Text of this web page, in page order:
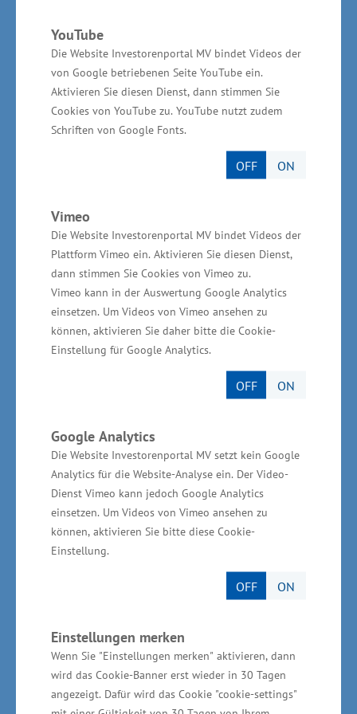
YouTube
Die Website Investorenportal MV bindet Videos der
von Google betriebenen Seite YouTube ein.
Aktivieren Sie diesen Dienst, dann stimmen Sie
Cookies von YouTube zu. YouTube nutzt zudem
Schriften von Google Fonts.
OFF ON
Vimeo
Die Website Investorenportal MV bindet Videos der
Plattform Vimeo ein. Aktivieren Sie diesen Dienst,
dann stimmen Sie Cookies von Vimeo zu.
Vimeo kann in der Auswertung Google Analytics
einsetzen. Um Videos von Vimeo ansehen zu
können, aktivieren Sie daher bitte die Cookie-
Einstellung für Google Analytics.
OFF ON
Google Analytics
Die Website Investorenportal MV setzt kein Google
Analytics für die Website-Analyse ein. Der Video-
Dienst Vimeo kann jedoch Google Analytics
einsetzen. Um Videos von Vimeo ansehen zu
können, aktivieren Sie bitte diese Cookie-
Einstellung.
OFF ON
Einstellungen merken
Wenn Sie "Einstellungen merken" aktivieren, dann
wird das Cookie-Banner erst wieder in 30 Tagen
angezeigt. Dafür wird das Cookie "cookie-settings"
Gewinnung von Investoren ist das stete Werben
für unser Land. Wir sollten noch stärker die
attraktiven Bedingungen für ein Arbeiten und
Leben in Mecklenburg-Vorpommern
verdeutlichen. Ein gelungenes Beispiel für
erfolgreiche Standortwerbung ist der
Informationen zum Industriepark Schwerin -
mehr als 1.000 Arbeitsplätze im Gewerbegebiet
Mit einer Gesamtgröße von 350 Hektar bietet
der Industriepark Schwerin das größte
zusammenhängende Industrieflächenpotential
unter anderem am Standort: Nestlé
Deutschland AG (Produktion von Nescafé Dolce
Gusto Kaffeekapseln), FlammAerotec GmbH &
Co KG (Produktion von verschiedenen
Komponenten/Zulieferteilen unter anderem für
die Airbus-Produktion), PTS-Precision GmbH
(Produktion von hochpräzisen CNC-
32 Millimeter für die Automobil- und
Elektroindustrie), United Caps (Produktion von
Kunststoffverschlüssen vor allem für Flaschen
und Kartons der Lebensmittelbranche), FVH